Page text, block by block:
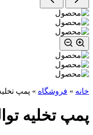
خانه » فروشگاه » پمپ تخلیه
پمپ تخلیه توالت‌